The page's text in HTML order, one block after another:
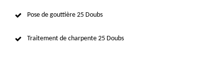
Pose de gouttière 25 Doubs
Traitement de charpente 25 Doubs